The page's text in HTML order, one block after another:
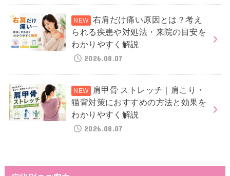
右肩だけ痛い原因とは？考え
られる疾患や対処法・来院の目安を
わかりやすく解説
2026.08.07
肩甲骨 ストレッチ｜肩こり・
猫背対策におすすめの方法と効果を
わかりやすく解説
2026.08.07